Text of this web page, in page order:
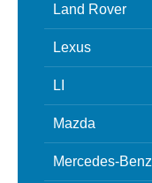
Land Rover
Lexus
LI
Mazda
Mercedes-Benz